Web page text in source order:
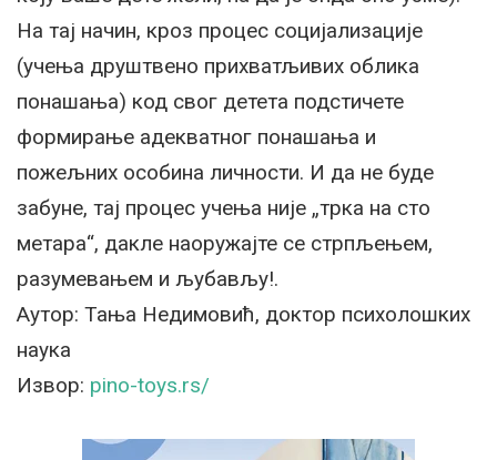
На тај начин, кроз процес социјализације
(учења друштвено прихватљивих облика
понашања) код свог детета подстичете
формирање адекватног понашања и
пожељних особина личности. И да не буде
забуне, тај процес учења није „трка на сто
метара“, дакле наоружајте се стрпљењем,
разумевањем и љубављу!.
Аутор: Тања Недимовић, доктор психолошких
наука
Извор: pino-toys.rs/